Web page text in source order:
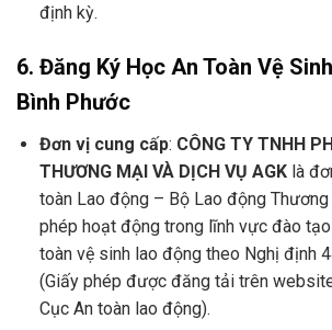
định kỳ.
6. Đăng Ký Học An Toàn Vệ
Bình Phước
Đơn vị cung cấp: CÔNG TY TNHH
THƯƠNG MẠI VÀ DỊCH VỤ AGKlà
toàn Lao động – Bộ Lao động Thương
phép hoạt động trong lĩnh vực đào tạo
toàn vệ sinh lao động theo Nghị định
(Giấy phép được đăng tải trên
Cục An toàn lao động).